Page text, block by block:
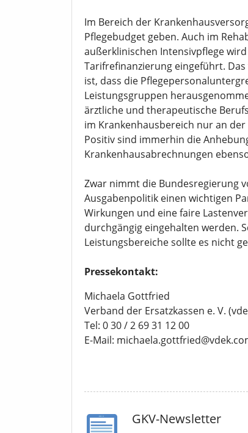
Im Bereich der
Pflegebudget geben. Auch im
außerklinischen Intensivpflege
Tarifrefinanzierung eingeführt.
ist, dass die
Leistungsgruppen
ärztliche und therapeutische
im Krankenhausbereich nur an
Positiv sind immerhin die
Krankenhausabrechnungen
Zwar nimmt die Bundesregierung
Ausgabenpolitik einen wichtigen
Wirkungen und eine faire
durchgängig eingehalten werden.
Leistungsbereiche sollte es nicht
Pressekontakt:
Michaela Gottfried
Verband der Ersatzkassen e. V.
Tel: 0 30 / 2 69 31 12 00
E-Mail:
GKV-Newsletter